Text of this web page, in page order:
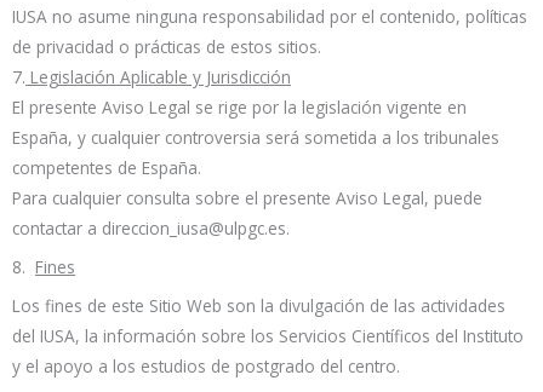
IUSA no asume ninguna responsabilidad por el contenido, políticas
de privacidad o prácticas de estos sitios.
7. Legislación Aplicable y Jurisdicción
El presente Aviso Legal se rige por la legislación vigente en
España, y cualquier controversia será sometida a los tribunales
competentes de España.
Para cualquier consulta sobre el presente Aviso Legal, puede
contactar a direccion_iusa@ulpgc.es.
8. Fines
Los fines de este Sitio Web son la divulgación de las actividades
del IUSA, la información sobre los Servicios Científicos del Instituto
y el apoyo a los estudios de postgrado del centro.